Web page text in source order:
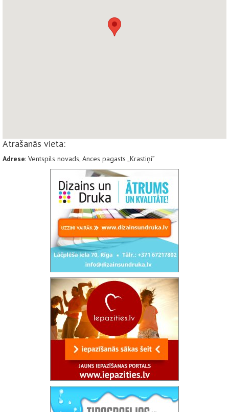
Atrašanās vieta:
Adrese: Ventspils novads, Ances pagasts „Krastiņi”